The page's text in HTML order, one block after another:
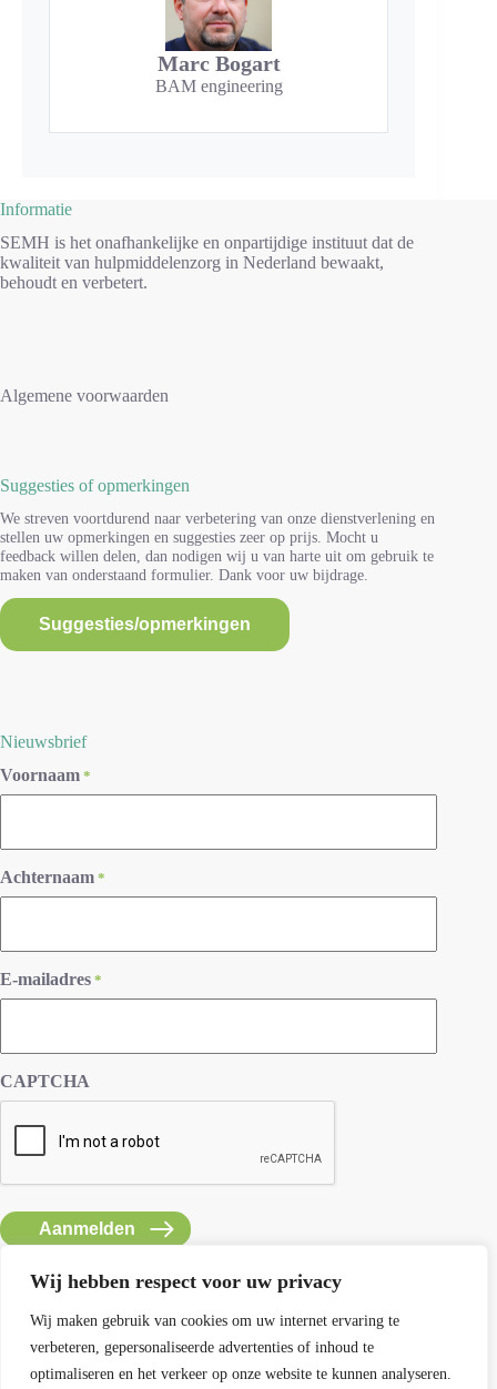
Wij hebben respect voor uw privacy
Wij maken gebruik van cookies om uw internet ervaring te
verbeteren, gepersonaliseerde advertenties of inhoud te
optimaliseren en het verkeer op onze website te kunnen analyseren.
Marc Bogart
BAM engineering
Informatie
SEMH is het onafhankelijke en onpartijdige instituut dat de
kwaliteit van hulpmiddelenzorg in Nederland bewaakt,
behoudt en verbetert.
Algemene voorwaarden
Suggesties of opmerkingen
We streven voortdurend naar verbetering van onze dienstverlening en
stellen uw opmerkingen en suggesties zeer op prijs. Mocht u
feedback willen delen, dan nodigen wij u van harte uit om gebruik te
maken van onderstaand formulier. Dank voor uw bijdrage.
Suggesties/opmerkingen
Nieuwsbrief
Voornaam *
Achternaam *
E-mailadres *
CAPTCHA
Contact SEMH